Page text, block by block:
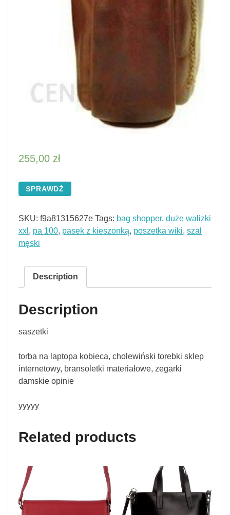
255,00 zł
SPRAWDŹ
SKU: f9a81315627e Tags: bag shopper, duże walizki
xxl , pa 100, pasek z kieszonką, poszetka wiki, szal
męski
Description
Description
saszetki
torba na laptopa kobieca, cholewiński torebki sklep
internetowy, bransoletki materiałowe, zegarki
damskie opinie
yyyyy
Related products